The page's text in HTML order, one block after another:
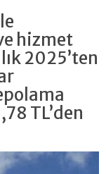
hizmet
2025’ten
TL’den